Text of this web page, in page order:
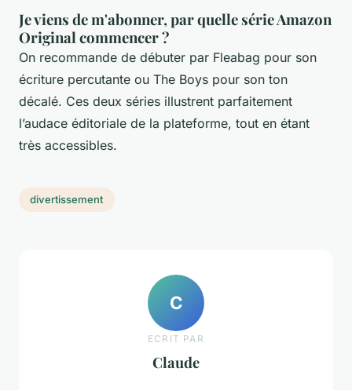
Je viens de m'abonner, par quelle série Amazon
Original commencer ?
On recommande de débuter par Fleabag pour son
écriture percutante ou The Boys pour son ton
décalé. Ces deux séries illustrent parfaitement
l’audace éditoriale de la plateforme, tout en étant
très accessibles.
divertissement
C
ECRIT PAR
Claude